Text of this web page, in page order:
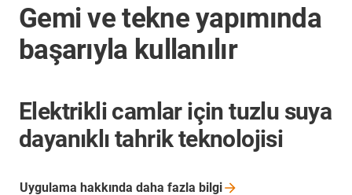
Gemi ve tekne yapımında
başarıyla kullanılır
Elektrikli camlar için tuzlu suya
dayanıklı tahrik teknolojisi
Uygulama hakkında daha fazla bilgi